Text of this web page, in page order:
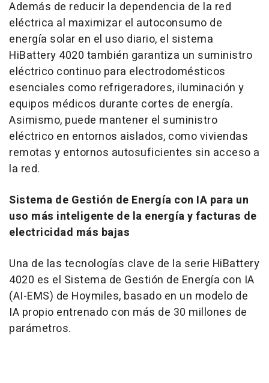
Además de reducir la dependencia de la red
eléctrica al maximizar el autoconsumo de
energía solar en el uso diario, el sistema
HiBattery 4020 también garantiza un suministro
eléctrico continuo para electrodomésticos
esenciales como refrigeradores, iluminación y
equipos médicos durante cortes de energía.
Asimismo, puede mantener el suministro
eléctrico en entornos aislados, como viviendas
remotas y entornos autosuficientes sin acceso a
la red.
Sistema de Gestión de Energía con IA para un
uso más inteligente de la energía y facturas de
electricidad más bajas
Una de las tecnologías clave de la serie HiBattery
4020 es el Sistema de Gestión de Energía con IA
(AI-EMS) de Hoymiles, basado en un modelo de
IA propio entrenado con más de 30 millones de
parámetros.